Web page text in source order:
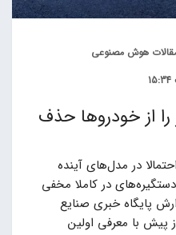
هوش مصنوعی
از خودروها حذف
در مدل‌های آینده
در کاملا مخفی
پایگاه خبری صنایع
پیش با معرفی اولین